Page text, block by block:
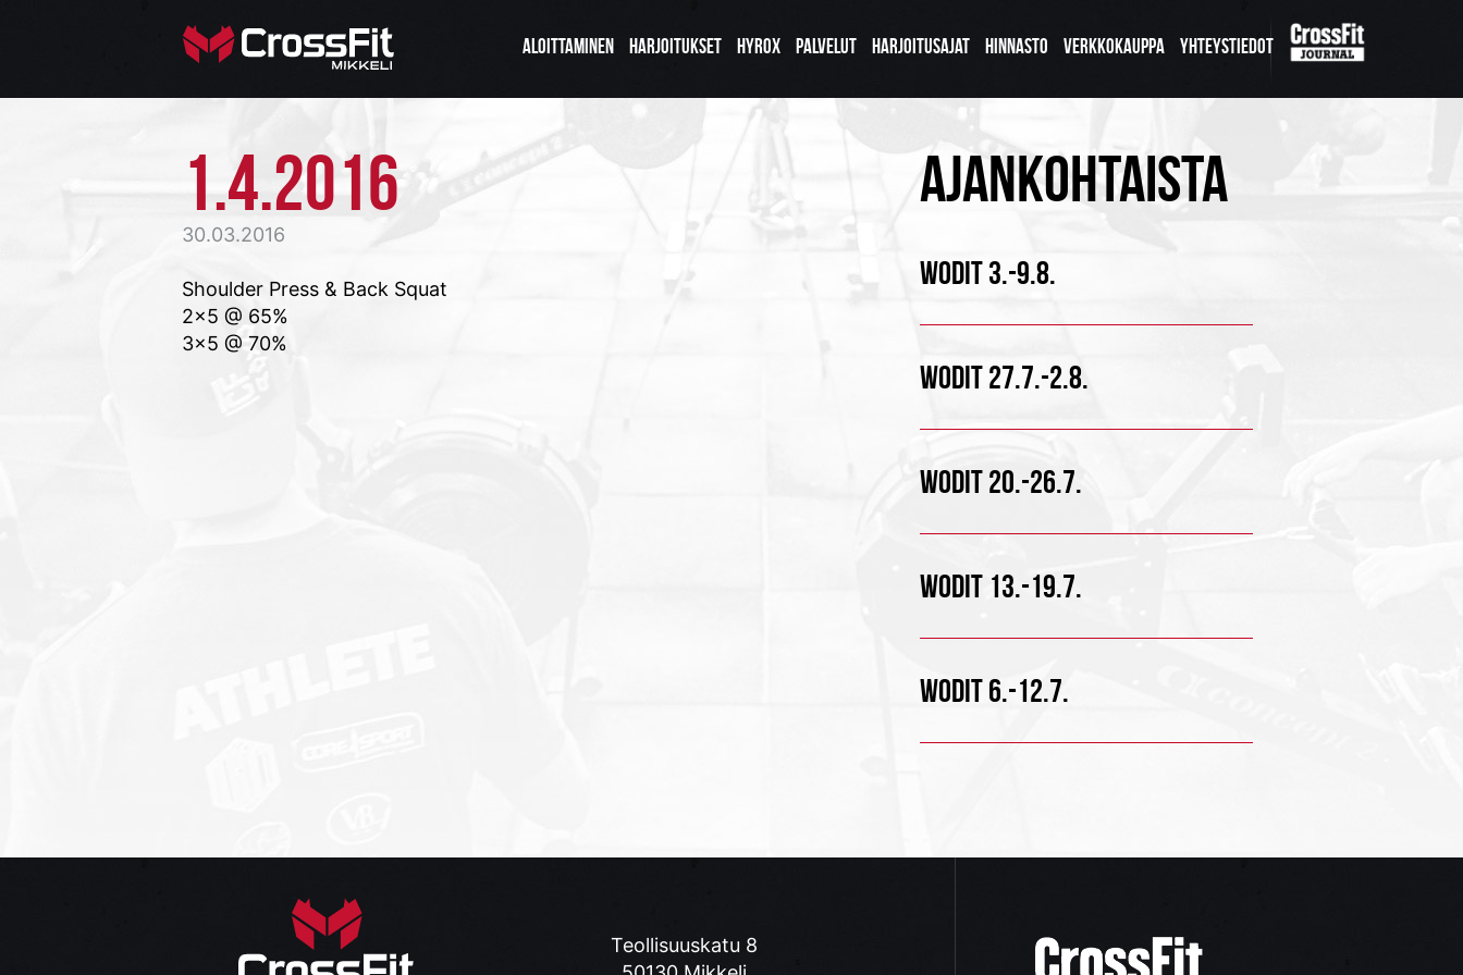
ALOITTAMINEN HARJOITUKSET HYROX PALVELUT HARJOITUSAJAT HINNASTO VERKKOKAUPPA YHTEYSTIEDOT
1.4.2016
30.03.2016
Shoulder Press & Back Squat
2×5 @ 65%
3×5 @ 70%
AJANKOHTAISTA
WODIT 3.-9.8.
WODIT 27.7.-2.8.
WODIT 20.-26.7.
WODIT 13.-19.7.
WODIT 6.-12.7.
Teollisuuskatu 8